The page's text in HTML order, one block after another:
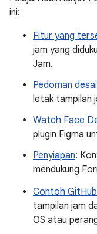
ini:
Fitur yang
jam yang
Jam.
Pedoman
letak tampilan
Watch Face
plugin Figma
Penyiapan:
mendukung
Contoh GitHub
tampilan jam
OS atau